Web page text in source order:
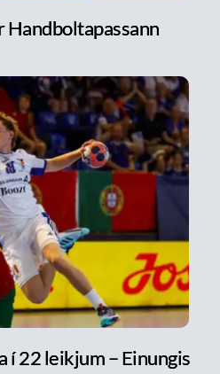
í 22 leikjum – Einungis